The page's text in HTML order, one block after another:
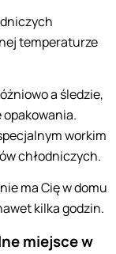
temperaturze
a śledzie,
opakowania.
workim
chłodniczych.
ma Cię w domu
kilka godzin.
miejsce w